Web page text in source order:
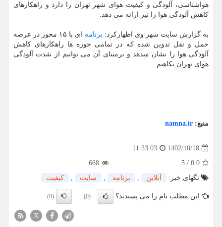
هواشناسی، آلودگی و کیفیت هوای شهر تهران را دارد و راهکارهای
کاهش آلودگی هوا را نیز ارائه می دهد.
به گزارش سایت شهر وی اظهارکرد: برنامه
ای با ۱۵ محور در عرصه
حمل و نقل تدوین شده که در تمامی حوزه ها راهکارهای کاهش
آلودگی هوا را نشان میدهد و برمبنای آن می توانیم از شدت آلودگی
هوای تهران بکاهیم.
منبع: namna.ir
1402/10/18
11:33:03
0.0
/
5
668
تگهای خبر:
آنلاین , برنامه , سایت , كیفیت
این مطلب نام را می پسندید؟ (0)
(0)
X